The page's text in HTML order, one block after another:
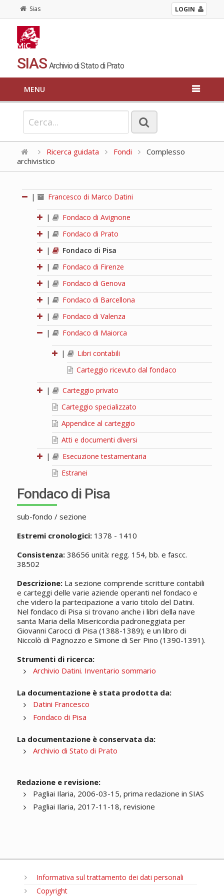
Sias LOGIN
SIAS Archivio di Stato di Prato
MENU
Ricerca guidata Fondi
Complesso
archivistico
| Francesco di Marco Datini
|
Fondaco di Avignone
|
Fondaco di Prato
|
Fondaco di Pisa
|
Fondaco di Firenze
|
Fondaco di Genova
|
Fondaco di Barcellona
|
Fondaco di Valenza
|
Fondaco di Maiorca
|
Libri contabili
Carteggio ricevuto dal fondaco
|
Carteggio privato
Carteggio specializzato
Appendice al carteggio
Atti e documenti diversi
|
Esecuzione testamentaria
Estranei
Fondaco di Pisa
sub-fondo / sezione
Estremi cronologici:1378 - 1410
Consistenza:38656 unità: regg. 154, bb. e fascc.
38502
Descrizione:La sezione comprende scritture contabili
e carteggi delle varie aziende operanti nel fondaco e
che videro la partecipazione a vario titolo del Datini.
Nel fondaco di Pisa si trovano anche i libri della nave
santa Maria della Misericordia padroneggiata per
Giovanni Carocci di Pisa (1388-1389); e un libro di
Niccolò di Pagnozzo e Simone di Ser Pino (1390-1391).
Strumenti di ricerca:
Archivio Datini. Inventario sommario
La documentazione è stata prodotta da:
Datini Francesco
Fondaco di Pisa
La documentazione è conservata da:
Archivio di Stato di Prato
Redazione e revisione:
Pagliai Ilaria, 2006-03-15, prima redazione in SIAS
Pagliai Ilaria, 2017-11-18, revisione
Informativa sul trattamento dei dati personali
Copyright